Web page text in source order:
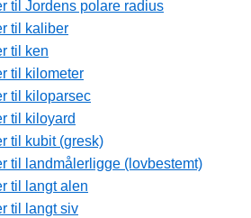
til Jordens polare radius
til kaliber
til ken
til kilometer
til kiloparsec
til kiloyard
til kubit (gresk)
til landmålerligge (lovbestemt)
til langt alen
til langt siv